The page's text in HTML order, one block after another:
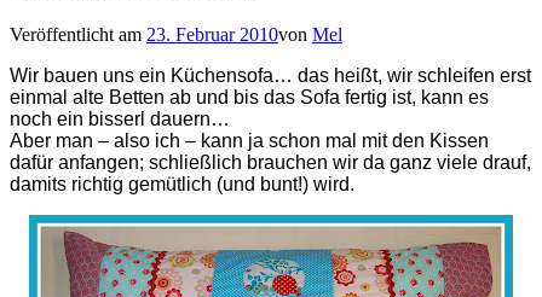
Veröffentlicht am 23. Februar 2010von Mel
Wir bauen uns ein Küchensofa… das heißt, wir schleifen erst
einmal alte Betten ab und bis das Sofa fertig ist, kann es
noch ein bisserl dauern…
Aber man – also ich – kann ja schon mal mit den Kissen
dafür anfangen; schließlich brauchen wir da ganz viele drauf,
damits richtig gemütlich (und bunt!) wird.